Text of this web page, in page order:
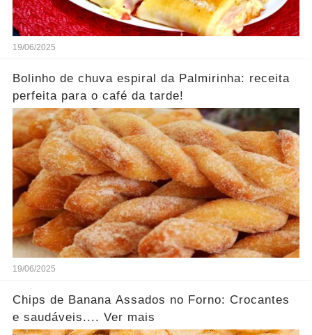
19/06/2025
Bolinho de chuva espiral da Palmirinha: receita
perfeita para o café da tarde!
19/06/2025
Chips de Banana Assados no Forno: Crocantes
e saudáveis.... Ver mais